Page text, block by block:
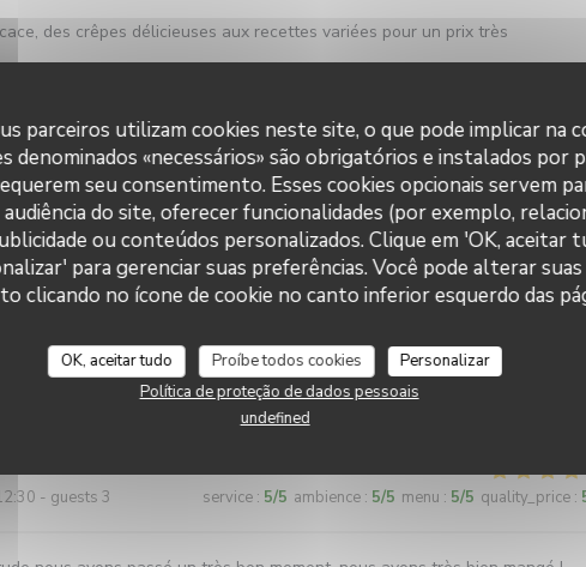
parceiros utilizam cookies neste site, o que pode implicar na
denominados «necessários» são obrigatórios e instalados por
seu consentimento. Esses cookies opcionais servem
audiência do site, oferecer funcionalidades (por exemplo,
ou conteúdos personalizados. Clique em 'OK, aceitar
para gerenciar suas preferências. Você pode alterar suas
clicando no ícone de cookie no canto inferior esquerdo das
OK, aceitar tudo Proíbe todos cookies
Personalizar
Política de proteção de dados pessoais
undefined
des crêpes délicieuses aux recettes variées pour un prix très
- guests 5 service: 5/5 ambience: 5/5 menu:5/5 quality_price :
très généreuses (en garnitures)
! Un vrai délice avec des portions généreuses !
- guests 3 service : 5/5 ambience : 5/5 menu : 5/5 quality_price :